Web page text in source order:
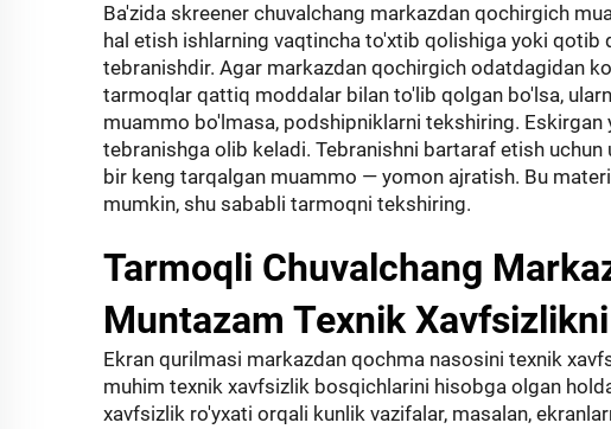
Ba'zida skreener chuvalchang markazdan qochirgich
hal etish ishlarning vaqtincha to'xtib qolishiga yoki
tebranishdir. Agar markazdan qochirgich odatdagidan
tarmoqlar qattiq moddalar bilan to'lib qolgan bo'lsa,
muammo bo'lmasa, podshipniklarni tekshiring.
tebranishga olib keladi. Tebranishni bartaraf etish
bir keng tarqalgan muammo — yomon ajratish. Bu
mumkin, shu sababli tarmoqni tekshiring.
Tarmoqli Chuvalchang
Muntazam Texnik
Ekran qurilmasi markazdan qochma nasosini texnik
muhim texnik xavfsizlik bosqichlarini hisobga olgan
xavfsizlik ro'yxati orqali kunlik vazifalar, masalan,